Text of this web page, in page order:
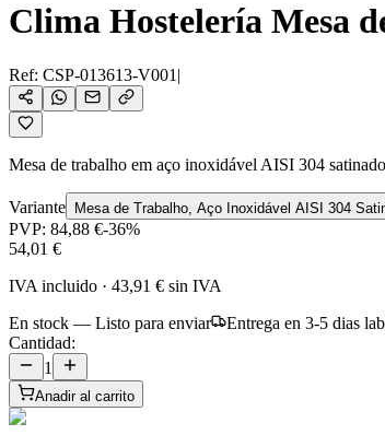
Clima Hostelería Mesa
Ref: CSP-013613-V001 |
Mesa de trabalho em aço inoxidável AISI 304
Variante Mesa de Trabalho, Aço Inoxidável AISI 304
PVP: 84,88 €-36%
54,01 €
IVA incluido · 43,91 € sin IVA
En stock — Listo para enviar
Entrega en 3-5 dias
Cantidad:
1
Anadir al carrito